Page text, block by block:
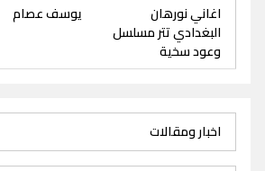
اغاني نورهان
البغدادي تتر مسلسل
وعود سخية
يوسف عصام
اخبار ومقالات